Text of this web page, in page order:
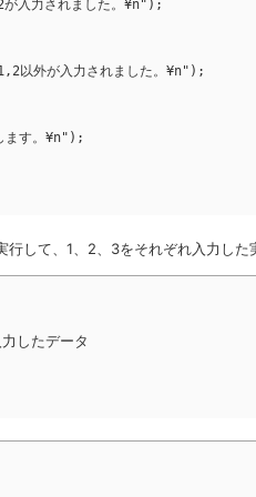
入力されました。¥n");
以外が入力されました。¥n");
す。¥n");
行して、1、2、3をそれぞれ入力した
データ